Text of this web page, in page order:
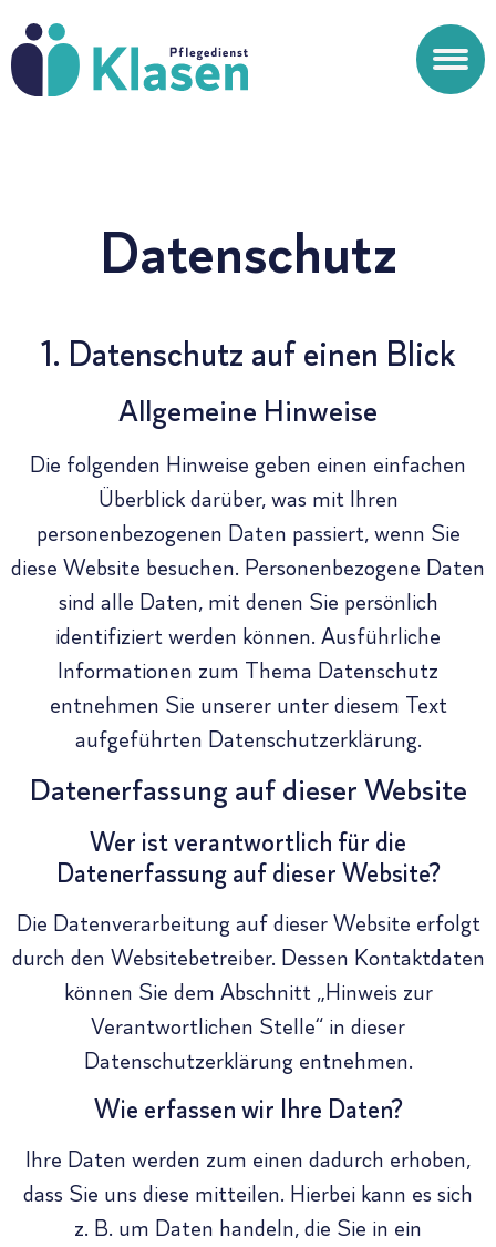
Datenschutz
1. Datenschutz auf einen Blick
Allgemeine Hinweise
Die folgenden Hinweise geben einen einfachen
Überblick darüber, was mit Ihren
personenbezogenen Daten passiert, wenn Sie
diese Website besuchen. Personenbezogene Daten
sind alle Daten, mit denen Sie persönlich
identifiziert werden können. Ausführliche
Informationen zum Thema Datenschutz
entnehmen Sie unserer unter diesem Text
aufgeführten Datenschutzerklärung.
Datenerfassung auf dieser Website
Wer ist verantwortlich für die
Datenerfassung auf dieser Website?
Die Datenverarbeitung auf dieser Website erfolgt
durch den Websitebetreiber. Dessen Kontaktdaten
können Sie dem Abschnitt „Hinweis zur
Verantwortlichen Stelle“ in dieser
Datenschutzerklärung entnehmen.
Wie erfassen wir Ihre Daten?
Ihre Daten werden zum einen dadurch erhoben,
dass Sie uns diese mitteilen. Hierbei kann es sich
z. B. um Daten handeln, die Sie in ein